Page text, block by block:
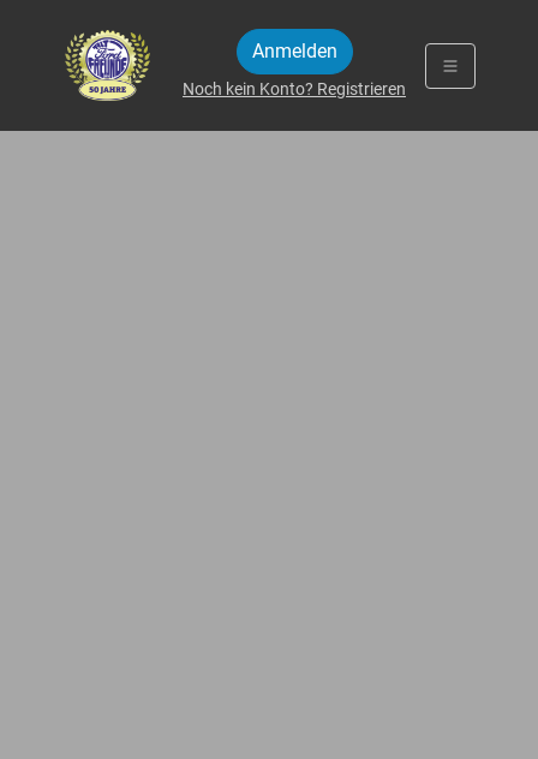
Anmelden
Noch kein Konto? Registrieren